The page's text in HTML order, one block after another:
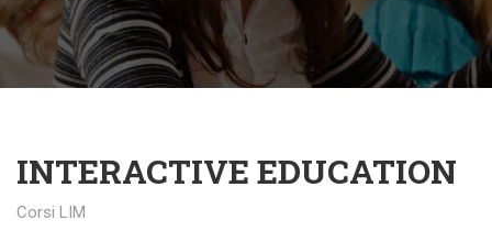
INTERACTIVE EDUCATION
Corsi LIM